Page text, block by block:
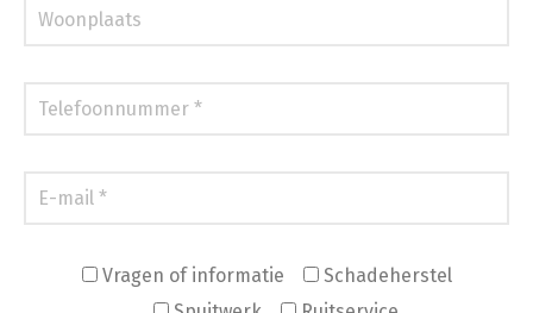
Vragen of informatie
Schadeherstel